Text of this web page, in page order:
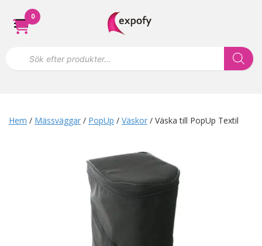
Hoppa
innehåll
s
ö
0
Hem / Mässväggar / PopUp / Väskor / Väska till PopUp Textil